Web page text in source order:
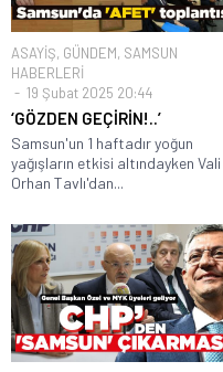
ASAYİŞ, GÜNDEM, SAMSUN
HABERLERİ
19 Şubat 2025 20:44
‘GÖZDEN GEÇİRİN!..’
Samsun'un 1 haftadır yoğun
yağışların etkisi altındayken Vali
Orhan Tavlı'dan...